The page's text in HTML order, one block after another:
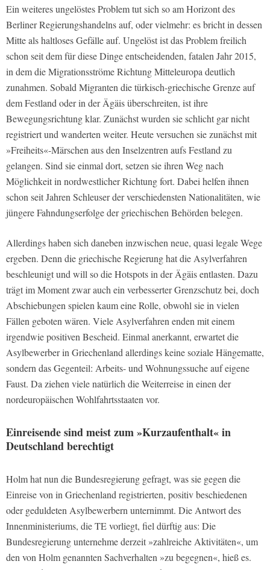
Ein weiteres ungelöstes Problem tut sich so am Horizont des
Berliner Regierungshandelns auf, oder vielmehr: es bricht in dessen
Mitte als haltloses Gefälle auf. Ungelöst ist das Problem freilich
schon seit dem für diese Dinge entscheidenden, fatalen Jahr 2015,
in dem die Migrationsströme Richtung Mitteleuropa deutlich
zunahmen. Sobald Migranten die türkisch-griechische Grenze auf
dem Festland oder in der Ägäis überschreiten, ist ihre
Bewegungsrichtung klar. Zunächst wurden sie schlicht gar nicht
registriert und wanderten weiter. Heute versuchen sie zunächst mit
»Freiheits«-Märschen aus den Inselzentren aufs Festland zu
gelangen. Sind sie einmal dort, setzen sie ihren Weg nach
Möglichkeit in nordwestlicher Richtung fort. Dabei helfen ihnen
schon seit Jahren Schleuser der verschiedensten Nationalitäten, wie
jüngere Fahndungserfolge der griechischen Behörden belegen.
Allerdings haben sich daneben inzwischen neue, quasi legale Wege
ergeben. Denn die griechische Regierung hat die Asylverfahren
beschleunigt und will so die Hotspots in der Ägäis entlasten. Dazu
trägt im Moment zwar auch ein verbesserter Grenzschutz bei, doch
Abschiebungen spielen kaum eine Rolle, obwohl sie in vielen
Fällen geboten wären. Viele Asylverfahren enden mit einem
irgendwie positiven Bescheid. Einmal anerkannt, erwartet die
Asylbewerber in Griechenland allerdings keine soziale Hängematte,
sondern das Gegenteil: Arbeits- und Wohnungssuche auf eigene
Faust. Da ziehen viele natürlich die Weiterreise in einen der
nordeuropäischen Wohlfahrtsstaaten vor.
Einreisende sind meist zum »Kurzaufenthalt« in
Deutschland berechtigt
Holm hat nun die Bundesregierung gefragt, was sie gegen die
Einreise von in Griechenland registrierten, positiv beschiedenen
oder geduldeten Asylbewerbern unternimmt. Die Antwort des
Innenministeriums, die TE vorliegt, fiel dürftig aus: Die
Bundesregierung unternehme derzeit »zahlreiche Aktivitäten«, um
den von Holm genannten Sachverhalten »zu begegnen«, hieß es.